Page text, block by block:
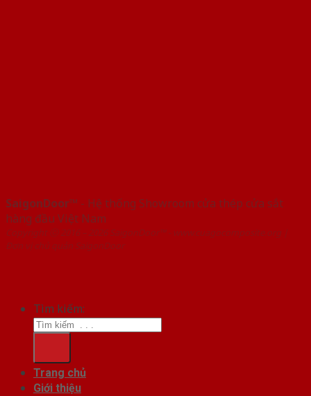
SaigonDoor™ - Hệ thống Showroom cửa thép cửa sắt
hàng đầu Việt Nam
Copyright ⓒ 2016 – 2026 SaigonDoor™ - www.cuagocomposite.org |
Đơn vị chủ quản SaigonDoor
Tìm kiếm:
Trang chủ
Giới thiệu